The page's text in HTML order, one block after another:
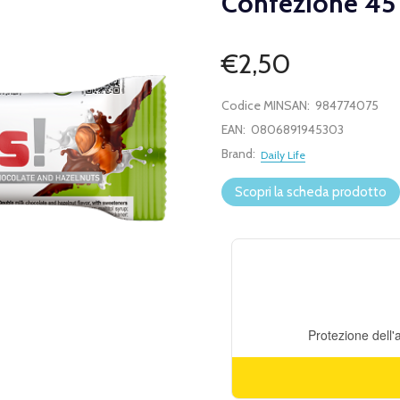
€2,50
Codice MINSAN: 984774075
EAN: 0806891945303
Brand: Daily Life
Scopri la scheda prodotto